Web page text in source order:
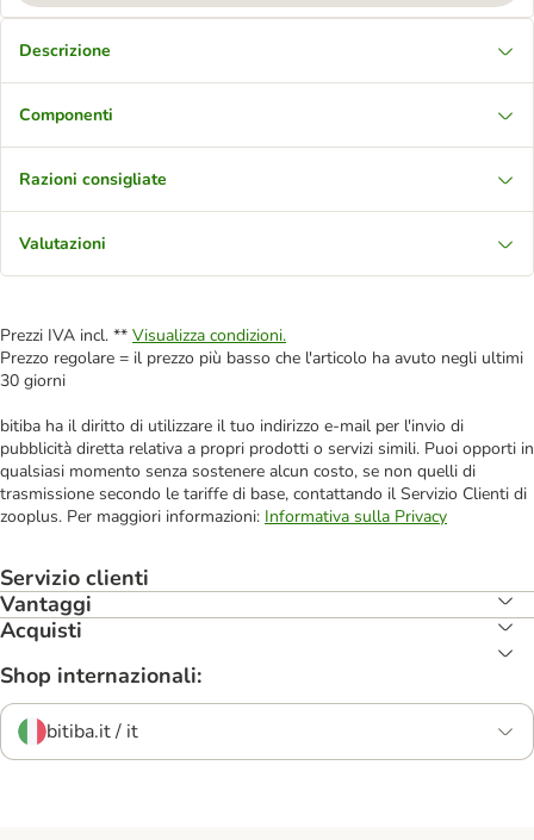
Descrizione
Componenti
Razioni consigliate
Valutazioni
Prezzi IVA incl. ** Visualizza condizioni.
Prezzo regolare = il prezzo più basso che l'articolo ha avuto negli ultimi
30 giorni
bitiba ha il diritto di utilizzare il tuo indirizzo e-mail per l'invio di
pubblicità diretta relativa a propri prodotti o servizi simili. Puoi opporti in
qualsiasi momento senza sostenere alcun costo, se non quelli di
trasmissione secondo le tariffe di base, contattando il Servizio Clienti di
zooplus. Per maggiori informazioni: Informativa sulla Privacy
Servizio clienti
Vantaggi
Acquisti
Shop internazionali:
bitiba.it / it